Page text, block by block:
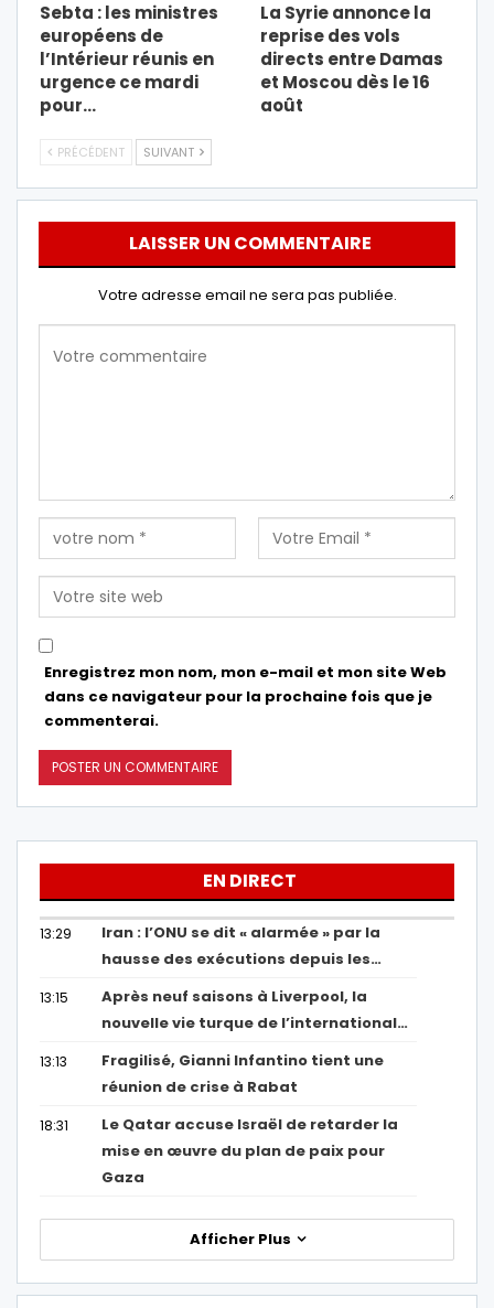
Sebta : les ministres
européens de
l’Intérieur réunis en
urgence ce mardi
pour…
La Syrie annonce la
reprise des vols
directs entre Damas
et Moscou dès le 16
août
PRÉCÉDENT SUIVANT
LAISSER UN COMMENTAIRE
Votre adresse email ne sera pas publiée.
Enregistrez mon nom, mon e-mail et mon site Web
dans ce navigateur pour la prochaine fois que je
commenterai.
EN DIRECT
13:29
Iran : l’ONU se dit « alarmée » par la
hausse des exécutions depuis les…
13:15
Après neuf saisons à Liverpool, la
nouvelle vie turque de l’international…
13:13
Fragilisé, Gianni Infantino tient une
réunion de crise à Rabat
18:31
Le Qatar accuse Israël de retarder la
mise en œuvre du plan de paix pour
Gaza
Afficher Plus